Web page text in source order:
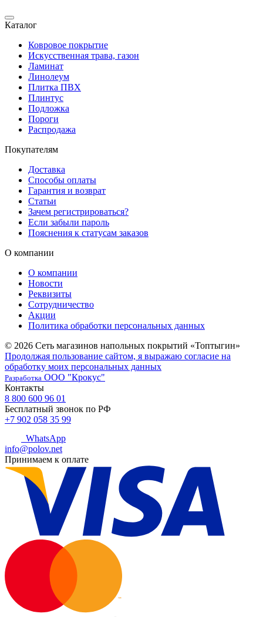
Каталог
Ковровое покрытие
Искусственная трава, газон
Ламинат
Линолеум
Плитка ПВХ
Плинтус
Подложка
Пороги
Распродажа
Покупателям
Доставка
Способы оплаты
Гарантия и возврат
Статьи
Зачем регистрироваться?
Если забыли пароль
Пояснения к статусам заказов
О компании
О компании
Новости
Реквизиты
Сотрудничество
Акции
Политика обработки персональных данных
© 2026 Сеть магазинов напольных покрытий «Топтыгин»
Продолжая пользование сайтом, я выражаю согласие на
обработку моих персональных данных
Разработка ООО "Крокус"
Контакты
8 800 600 96 01
Бесплатный звонок по РФ
+7 902 058 35 99
WhatsApp
info@polov.net
Принимаем к оплате